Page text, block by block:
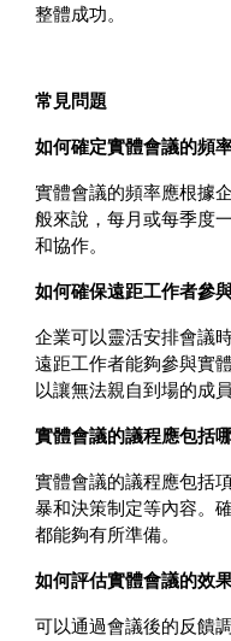
整體成功。
常見問題
如何確定實體會議的頻
實體會議的頻率應根據
般來說，每月或每季度
和協作。
如何確保遠距工作者參
企業可以靈活安排會議
遠距工作者能夠參與實
以讓無法親自到場的成
實體會議的議程應包括
實體會議的議程應包括
暴和決策制定等內容。
都能夠有所準備。
如何評估實體會議的效
可以通過會議後的反饋